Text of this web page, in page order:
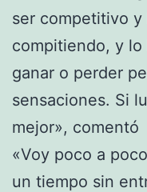
ser competitivo
compitiendo, y
ganar o perder
sensaciones. Si
mejor», comentó
«Voy poco a
un tiempo sin